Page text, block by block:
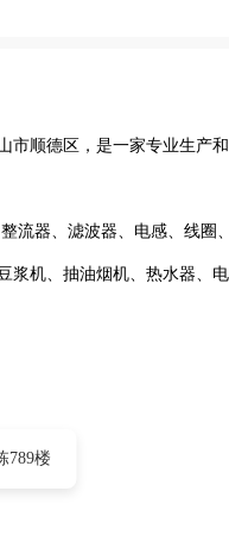
顺德区，是一家专业生产和
器、滤波器、电感、线圈
浆机、抽油烟机、热水器、
队伍，生产设备和检测仪器
、质量为先、持续改进、/
足顾客要求，竭诚与广大客
789楼